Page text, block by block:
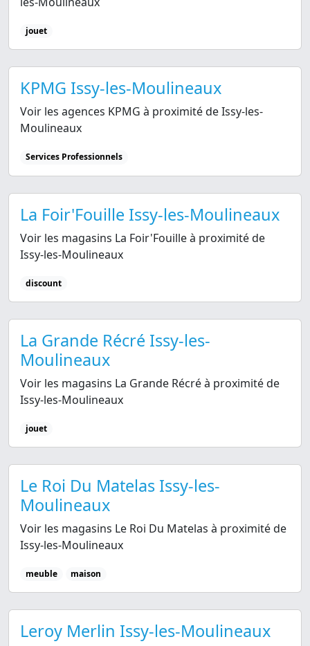
jouet
KPMG Issy-les-Moulineaux
Voir les agences KPMG à proximité de Issy-les-
Moulineaux
Services Professionnels
La Foir'Fouille Issy-les-Moulineaux
Voir les magasins La Foir'Fouille à proximité de
Issy-les-Moulineaux
discount
La Grande Récré Issy-les-
Moulineaux
Voir les magasins La Grande Récré à proximité de
Issy-les-Moulineaux
jouet
Le Roi Du Matelas Issy-les-
Moulineaux
Voir les magasins Le Roi Du Matelas à proximité de
Issy-les-Moulineaux
meuble maison
Leroy Merlin Issy-les-Moulineaux